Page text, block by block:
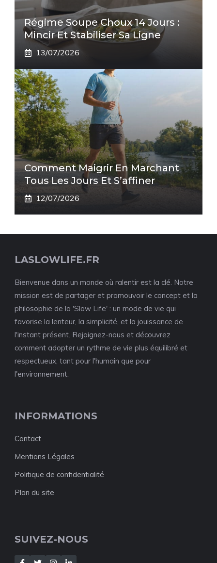
Régime Soupe Choux 14 Jours :
Mincir Et Stabiliser Sa Ligne
13/07/2026
Comment Maigrir En Marchant
Tous Les Jours Et S’affiner
12/07/2026
LASLOWLIFE.FR
Bienvenue dans un monde où ralentir est la clé. Notre
mission est de partager et promouvoir le concept et la
philosophie de la 'Slow Life' : un mode de vie qui
favorise la lenteur, la simplicité, et la jouissance de
l'instant présent. Rejoignez-nous et découvrez
comment adopter un rythme de vie plus équilibré et
respectueux, tant pour l'humain que pour
l'environnement.
INFORMATIONS
Contact
Mentions Légales
Politique de confidentialité
Plan du site
SUIVEZ-NOUS